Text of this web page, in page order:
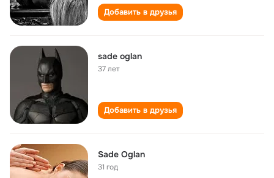
Добавить в друзья
sade oglan
37 лет
Добавить в друзья
Sade Oglan
31 год